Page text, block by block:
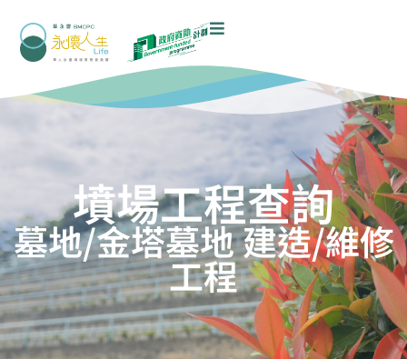
墳場工程查詢
墓地/金塔墓地 建造/維修
工程